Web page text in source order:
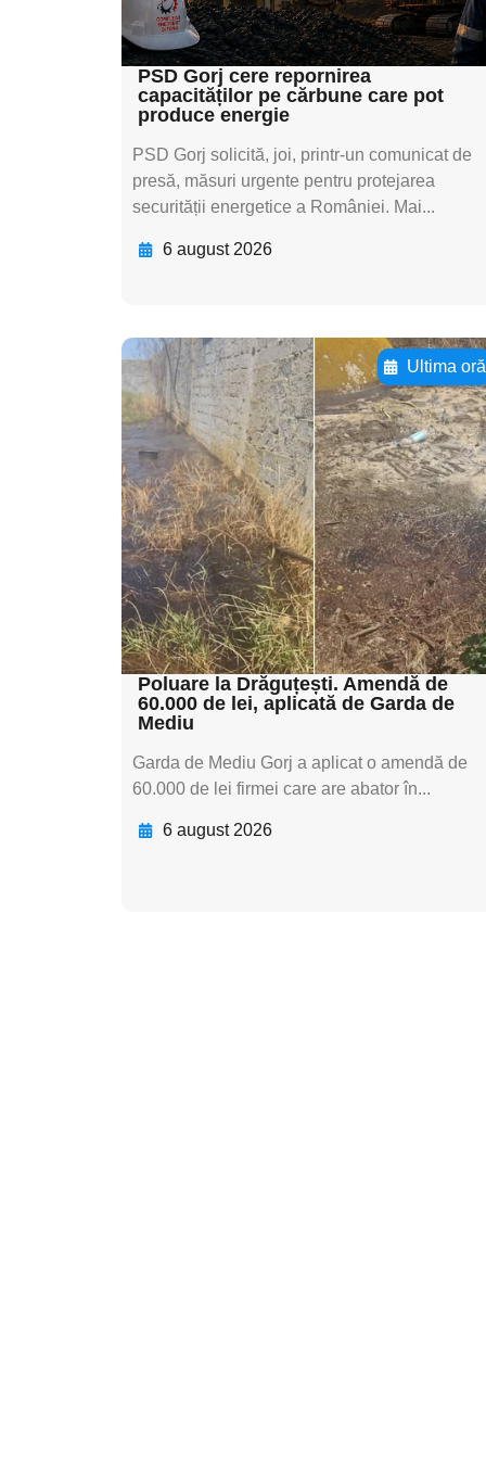
textul pentru subti
PSD Gorj cere repornirea
capacităților pe cărbune care pot
produce energie
PSD Gorj solicită, joi, printr-un comunicat de
presă, măsuri urgente pentru protejarea
securității energetice a României. Mai...
6 august 2026
Ultima oră
Adaugă aici textul
pentru
subtitluAdaugă aici
textul pentru
subtitluAdaugă aici
textul pentru
subtitluAdaugă aici
textul pentru subti
Poluare la Drăguțești. Amendă de
60.000 de lei, aplicată de Garda de
Mediu
Garda de Mediu Gorj a aplicat o amendă de
60.000 de lei firmei care are abator în...
6 august 2026